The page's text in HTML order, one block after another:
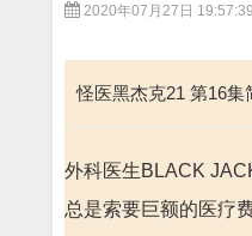
2020年07月27日 19:57:39
怪医黑杰克21 第16集
外科医生BLACK
总是索要巨额的医疗